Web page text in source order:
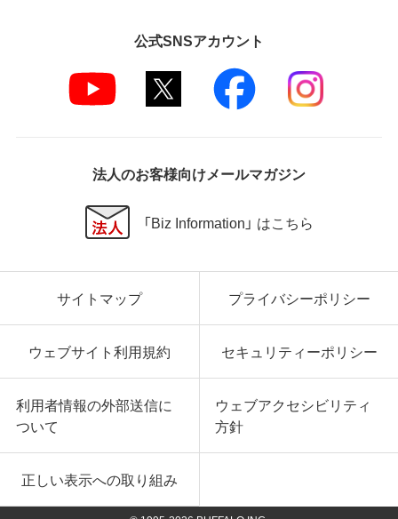
公式SNSアカウント
法人のお客様向けメールマガジン
「Biz Information」 はこちら
サイトマップ プライバシーポリシー
ウェブサイト利用規約 セキュリティーポリシー
利用者情報の外部送信に
ついて
ウェブアクセシビリティ
方針
正しい表示への取り組み